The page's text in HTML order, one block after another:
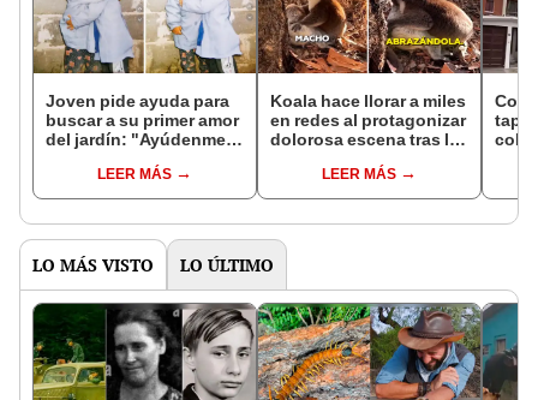
Joven pide ayuda para
buscar a su primer amor
del jardín: "Ayúdenme a
LEER MÁS
Koala hace llorar a miles
en redes al protagonizar
dolorosa escena tras la
compañeraLEER MÁS
LO MÁS VISTO LO ÚLTIMO